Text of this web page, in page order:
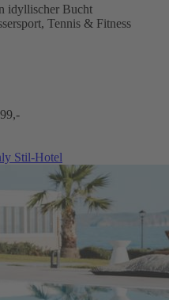
idyllischer Bucht
Tennis & Fitness
Stil-Hotel